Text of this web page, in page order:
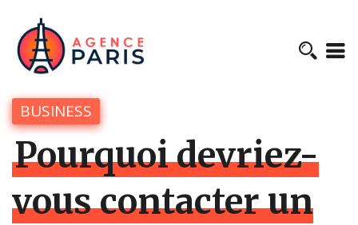
BUSINESS
Pourquoi devriez-
vous contacter un